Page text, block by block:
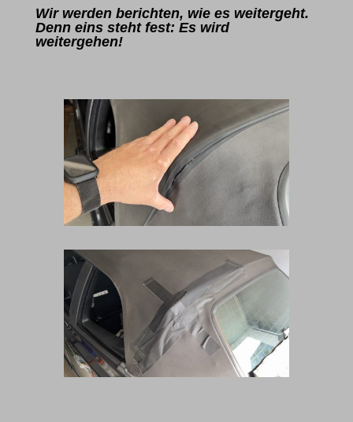
Wir werden berichten, wie es weitergeht.
Denn eins steht fest: Es wird
weitergehen!